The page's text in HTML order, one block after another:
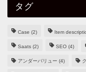
タグ
Case (2) Item
Saats (2) SEO (4)
アンダーバリュー (4)